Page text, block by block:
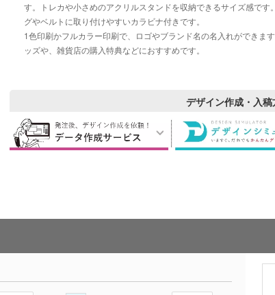
す。トレカや小さめのアクリルスタンドを収納できるサイズ感で
グやベルトに取り付けやすいカラビナ付きです。
1色印刷かフルカラー印刷で、ロゴやブランド名の名入れができま
ッズや、雑貨店の購入特典などにおすすめです。
デザイン作成・入